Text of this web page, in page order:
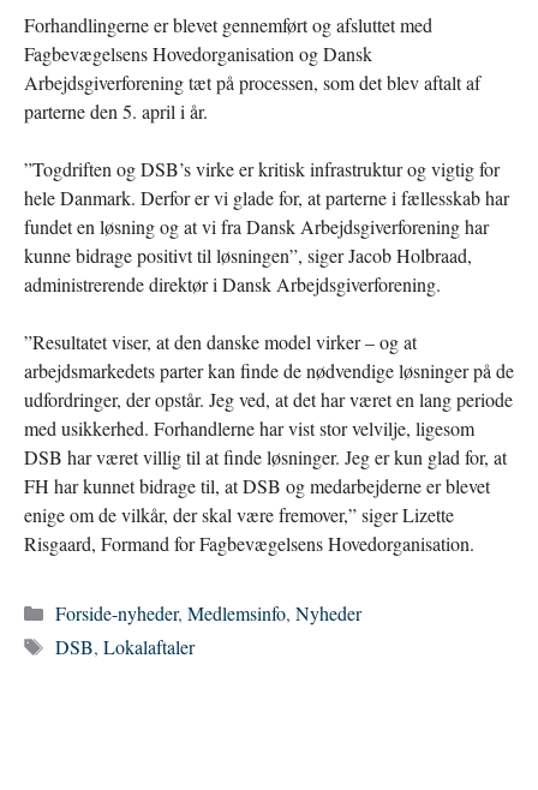
Forhandlingerne er blevet gennemført og afsluttet med
Fagbevægelsens Hovedorganisation og Dansk
Arbejdsgiverforening tæt på processen, som det blev aftalt af
parterne den 5. april i år.
”Togdriften og DSB’s virke er kritisk infrastruktur og vigtig for
hele Danmark. Derfor er vi glade for, at parterne i fællesskab har
fundet en løsning og at vi fra Dansk Arbejdsgiverforening har
kunne bidrage positivt til løsningen”, siger Jacob Holbraad,
administrerende direktør i Dansk Arbejdsgiverforening.
”Resultatet viser, at den danske model virker – og at
arbejdsmarkedets parter kan finde de nødvendige løsninger på de
udfordringer, der opstår. Jeg ved, at det har været en lang periode
med usikkerhed. Forhandlerne har vist stor velvilje, ligesom
DSB har været villig til at finde løsninger. Jeg er kun glad for, at
FH har kunnet bidrage til, at DSB og medarbejderne er blevet
enige om de vilkår, der skal være fremover,” siger Lizette
Risgaard, Formand for Fagbevægelsens Hovedorganisation.
Kategorier
Forside-nyheder, Medlemsinfo, Nyheder
Tags
DSB, Lokalaftaler